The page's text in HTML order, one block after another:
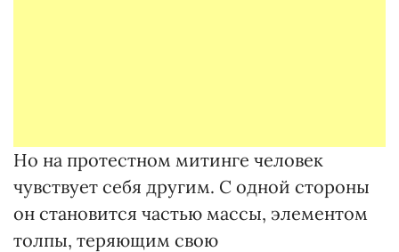
Но на протестном митинге человек
чувствует себя другим. С одной стороны
он становится частью массы, элементом
толпы, теряющим свою